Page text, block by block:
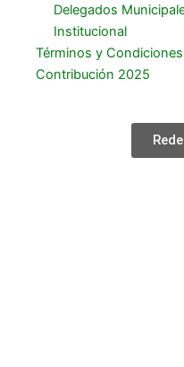
Delegados
Institucional
Términos y
Contribución 2025